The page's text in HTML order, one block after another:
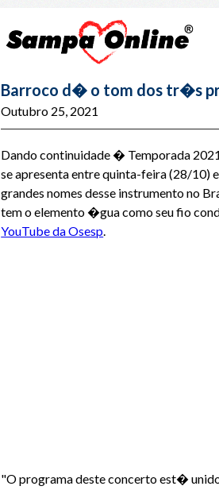
Barroco d� o tom dos tr�s
Outubro 25, 2021
Dando continuidade � Temporada
se apresenta entre quinta-feira (28/10)
grandes nomes desse instrumento no
tem o elemento �gua como seu fio
YouTube da Osesp.
"O programa deste concerto est�